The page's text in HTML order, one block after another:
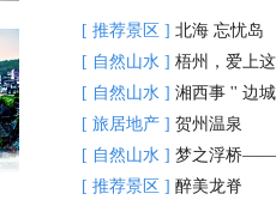
[ 推荐景区 ] 北海 忘忧岛
[ 自然山水 ] 梧州，爱上
[ 自然山水 ] 湘西事 '' 边
[ 旅居地产 ] 贺州温泉
[ 自然山水 ] 梦之浮桥——
[ 推荐景区 ] 醉美龙脊